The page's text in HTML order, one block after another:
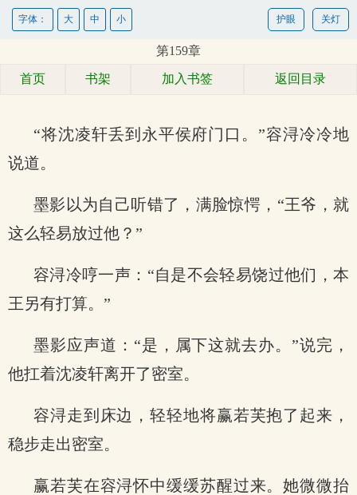
关灯
护眼
字体： 大 中 小
第159章
首页 书架 加入书签 返回目录
“将沈凌轩丢到永平侯府门口。”容浔冷冷地
说道。
墨影以为自己听错了，满脸惊愕，“王爷，就
这么轻易放过他？”
容浔冷哼一声：“自是不会轻易饶过他们，本
王另有打算。”
墨影应声道：“是，属下这就去办。”说完，
他扛着沈凌轩离开了密室。
容浔走到床边，轻轻地将赢若芙抱了起来，
稳步走出密室。
赢若芙在容浔怀中缓缓苏醒过来。她微微抬